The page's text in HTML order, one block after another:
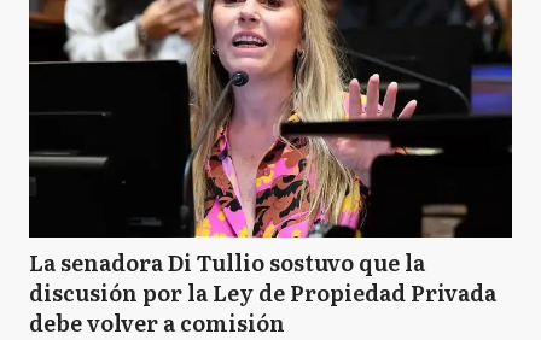
La senadora Di Tullio sostuvo que la
discusión por la Ley de Propiedad Privada
debe volver a comisión